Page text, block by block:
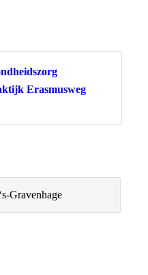
Erasmusweg
Gravenhage